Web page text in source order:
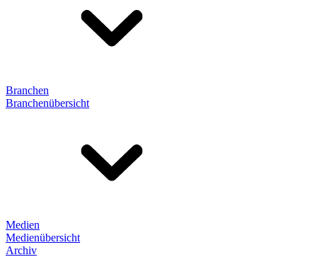
Branchen
Branchenübersicht
Medien
Medienübersicht
Archiv